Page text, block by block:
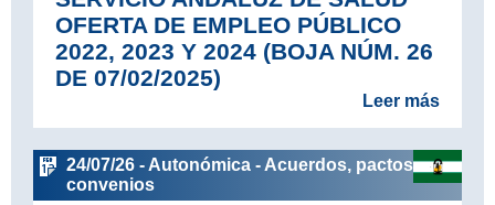
OFERTA DE EMPLEO PÚBLICO
2022, 2023 Y 2024 (BOJA NÚM. 26
DE 07/02/2025)
Leer más
24/07/26 - Autonómica - Acuerdos, pactos y
convenios